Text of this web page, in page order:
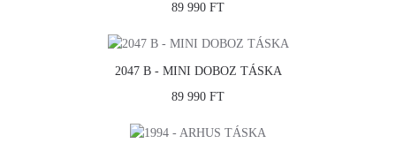
89 990 FT
2047 B - MINI DOBOZ TÁSKA
89 990 FT